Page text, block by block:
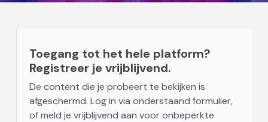
Toegang tot het hele platform?
Registreer je vrijblijvend.
De content die je probeert te bekijken is
afgeschermd. Log in via onderstaand formulier,
of meld je vrijblijvend aan voor onbeperkte